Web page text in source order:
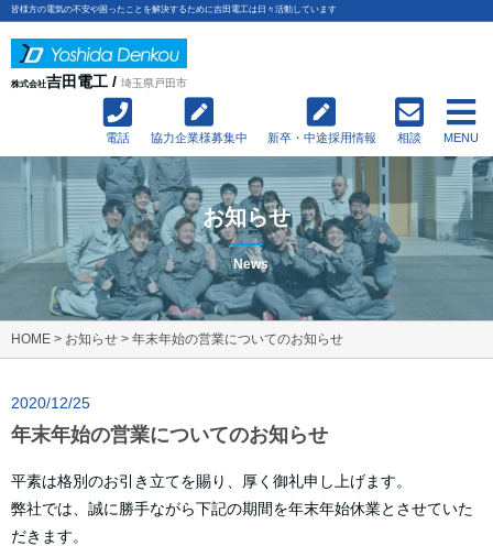
皆様方の電気の不安や困ったことを解決するために吉田電工は日々活動しています
株式会社吉田電工 / 埼玉県戸田市
電話 協力企業様募集中 新卒・中途採用情報 相談 MENU
お知らせ
News
HOME > お知らせ > 年末年始の営業についてのお知らせ
2020/12/25
年末年始の営業についてのお知らせ
平素は格別のお引き立てを賜り、厚く御礼申し上げます。
弊社では、誠に勝手ながら下記の期間を年末年始休業とさせていた
だきます。